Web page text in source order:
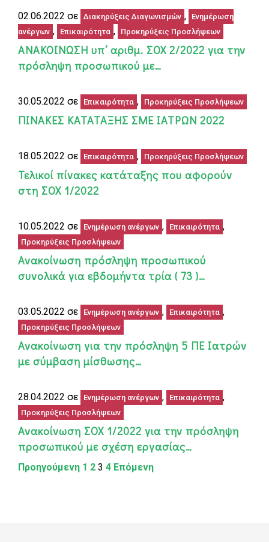
02.06.2022 σε Διακηρύξεις Διαγωνισμών ,
Ενημέρωση
ανέργων , Επικαιρότητα , Προκηρύξεις Προσλήψεων
ΑΝΑΚΟΙΝΩΣΗ υπ’ αριθμ. ΣΟΧ 2/2022 για την
πρόσληψη προσωπικού με…
30.05.2022 σε Επικαιρότητα , Προκηρύξεις Προσλήψεων
ΠΙΝΑΚΕΣ ΚΑΤΑΤΑΞΗΣ ΣΜΕ ΙΑΤΡΩΝ 2022
18.05.2022 σε Επικαιρότητα , Προκηρύξεις Προσλήψεων
Τελικοί πίνακες κατάταξης που αφορούν
στη ΣΟΧ 1/2022
10.05.2022 σε Ενημέρωση ανέργων , Επικαιρότητα ,
Προκηρύξεις Προσλήψεων
Ανακοίνωση πρόσληψη προσωπικού
συνολικά για εβδομήντα τρία ( 73 )…
03.05.2022 σε Ενημέρωση ανέργων , Επικαιρότητα ,
Προκηρύξεις Προσλήψεων
Ανακοίνωση για την πρόσληψη 5 ΠΕ Ιατρών
με σύμβαση μίσθωσης…
28.04.2022 σε Ενημέρωση ανέργων , Επικαιρότητα ,
Προκηρύξεις Προσλήψεων
Ανακοίνωση ΣΟΧ 1/2022 για την πρόσληψη
προσωπικού με σχέση εργασίας…
Προηγούμενη 1 2 3 4 Επόμενη